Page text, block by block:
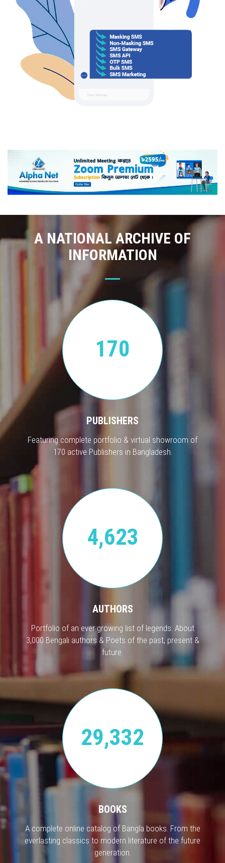
A NATIONAL ARCHIVE OF
INFORMATION
170
PUBLISHERS
Featuring complete portfolio & virtual showroom of
170 active Publishers in Bangladesh.
4,623
AUTHORS
Portfolio of an ever growing list of legends. About
3,000 Bengali authors & Poets of the past, present &
future.
29,332
BOOKS
A complete online catalog of Bangla books. From the
everlasting classics to modern literature of the future
generation.